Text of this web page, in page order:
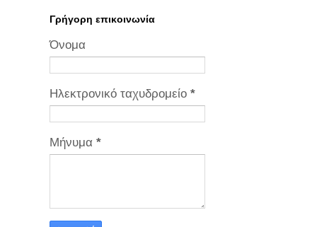
Γρήγορη επικοινωνία
Όνομα
Ηλεκτρονικό ταχυδρομείο *
Μήνυμα *